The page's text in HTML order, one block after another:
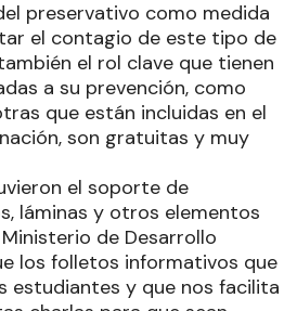
preservativo como medida
el contagio de este tipo de
el rol clave que tienen
a su prevención, como
que están incluidas en el
son gratuitas y muy
el soporte de
láminas y otros elementos
de Desarrollo
los folletos informativos que
estudiantes y que nos facilita